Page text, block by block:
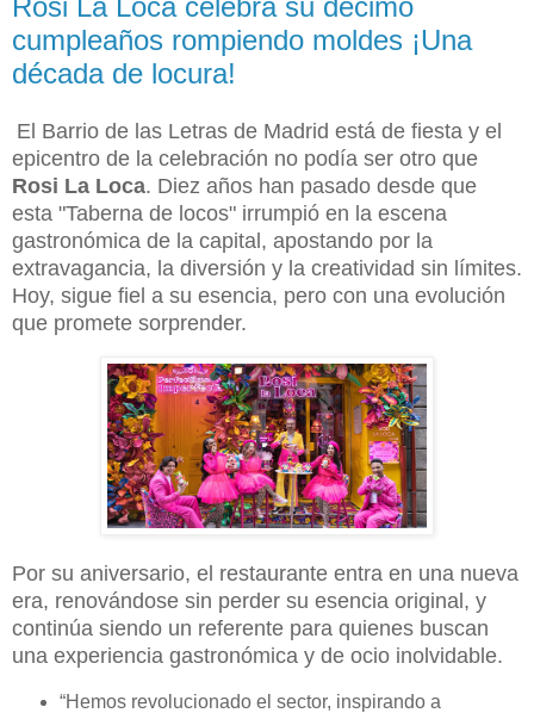
cumpleaños rompiendo moldes ¡Una
década de locura!
El Barrio de las Letras de Madrid está de fiesta y el
epicentro de la celebración no podía ser otro que
Rosi La Loca. Diez años han pasado desde que
esta "Taberna de locos" irrumpió en la escena
gastronómica de la capital, apostando por la
extravagancia, la diversión y la creatividad sin límites.
Hoy, sigue fiel a su esencia, pero con una evolución
que promete sorprender.
Por su aniversario, el restaurante entra en una nueva
era, renovándose sin perder su esencia original, y
continúa siendo un referente para quienes buscan
una experiencia gastronómica y de ocio inolvidable.
“Hemos revolucionado el sector, inspirando a